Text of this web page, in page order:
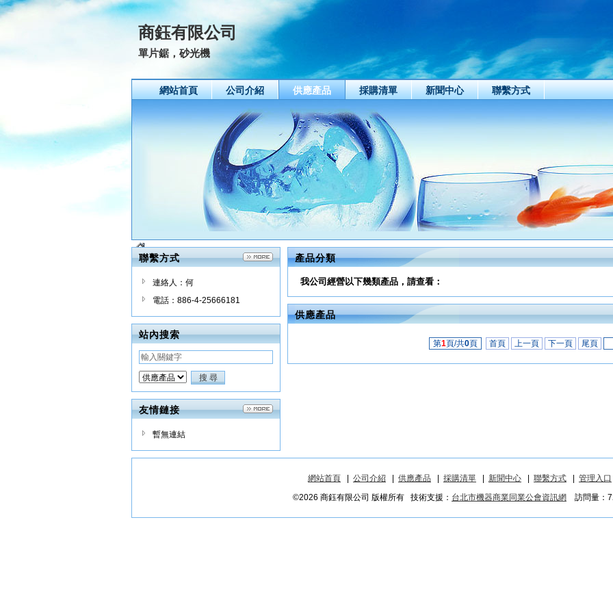
商鈺有限公司
單片鋸，砂光機
網站首頁 公司介紹 供應產品 採購清單 新聞中心 聯繫方式
聯繫方式
連絡人：何
電話：886-4-25666181
站內搜索
友情鏈接
暫無連結
產品分類
我公司經營以下幾類產品，請查看：
供應產品
第1頁/共0頁 首頁 上一頁 下一頁 尾頁
網站首頁 公司介紹 供應產品 採購清單 新聞中心 聯繫方式
管理入口
©2026 商鈺有限公司 版權所有 技術支援： 台北市機器商業同業公會資訊網 訪問量：